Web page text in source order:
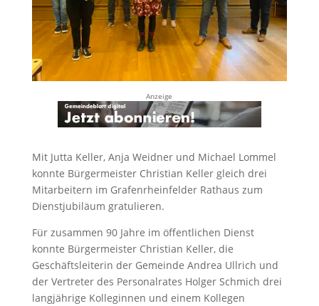
Anzeige
Mit Jutta Keller, Anja Weidner und Michael Lommel
konnte Bürgermeister Christian Keller gleich drei
Mitarbeitern im Grafenrheinfelder Rathaus zum
Dienstjubiläum gratulieren.
Für zusammen 90 Jahre im öffentlichen Dienst
konnte Bürgermeister Christian Keller, die
Geschäftsleiterin der Gemeinde Andrea Ullrich und
der Vertreter des Personalrates Holger Schmich drei
langjährige Kolleginnen und einem Kollegen